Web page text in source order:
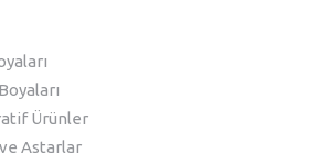
Ürünler
Astarlar